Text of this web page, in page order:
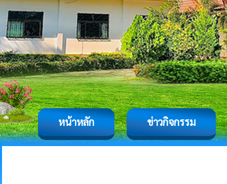
หน้าหลัก ข่าวกิจกรรม